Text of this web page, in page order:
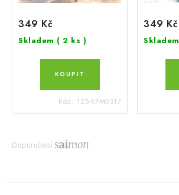
349 Kč
Skladem ( 2 ks )
Kód: 125-KPM0317
349 Kč
Skladem
Doporučení